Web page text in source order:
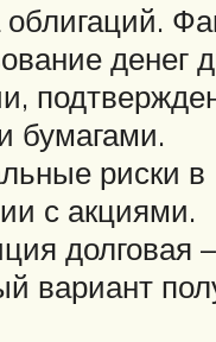
денег
бумагами.
риски в
с акциями.
долговая
вариант